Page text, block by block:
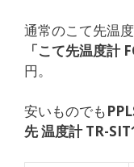
通常のこて先温
「こて先温度計
円。
安いものでも
先 温度計 TR-